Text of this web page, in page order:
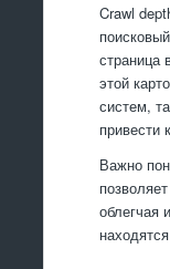
Crawl
страница
этой
систем,
привести
Важно
облегчая